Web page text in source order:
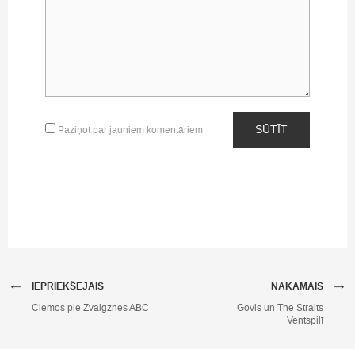
Paziņot par jauniem komentāriem SŪTĪT
IEPRIEKŠĒJAIS
←
Ciemos pie Zvaigznes ABC
NĀKAMAIS →
Govis un The Straits
Ventspilī